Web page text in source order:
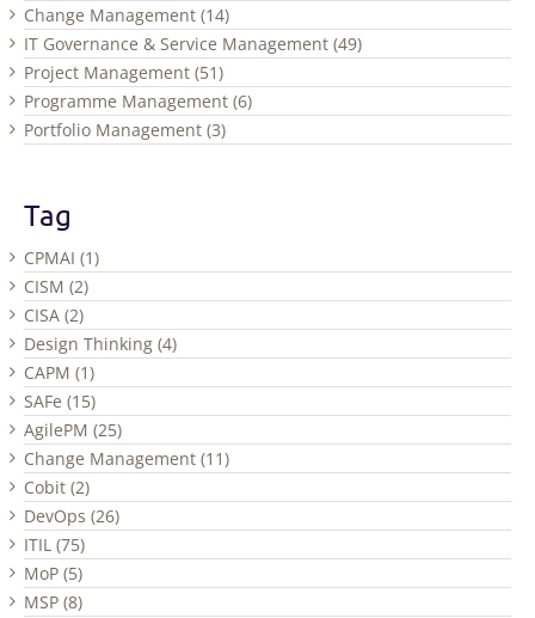
Change Management (14)
IT Governance & Service Management (49)
Project Management (51)
Programme Management (6)
Portfolio Management (3)
Tag
CPMAI (1)
CISM (2)
CISA (2)
Design Thinking (4)
CAPM (1)
SAFe (15)
AgilePM (25)
Change Management (11)
Cobit (2)
DevOps (26)
ITIL (75)
MoP (5)
MSP (8)